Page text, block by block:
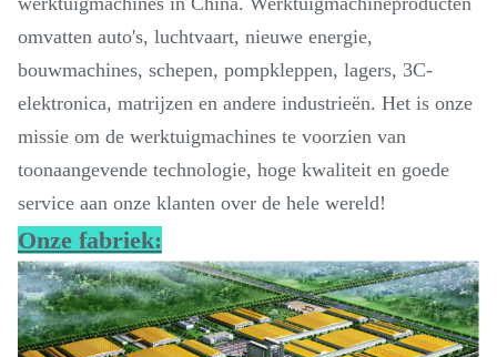
omvatten auto's, luchtvaart, nieuwe energie,
bouwmachines, schepen, pompkleppen, lagers, 3C-
elektronica, matrijzen en andere industrieën. Het is onze
missie om de werktuigmachines te voorzien van
toonaangevende technologie, hoge kwaliteit en goede
service aan onze klanten over de hele wereld!
Onze fabriek: